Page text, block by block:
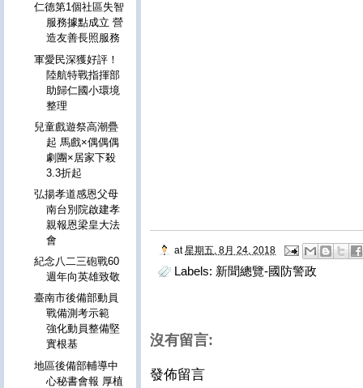
at 星期五, 8月 24, 2018
Labels: 新聞總覽-國防警政
沒有留言:
發佈留言
仁德第1個社區失智
服務據點成立 營
造友善長照服務
軍愛民深獲好評！
陸航特戰指揮部
助歸仁國小環境
整理
兒童戲遊祭高潮疊
起 馬戲×偶偶偶
劇團×居家下殺
3.3折起
弘揚孝道感恩父母
南台別院啟建孝
親報恩梁皇大法
會
紀念八二三砲戰60
週年向英雄致敬
臺南市後備部動員
戰備測考示範
強化動員整備堅
實根基
地區後備部輔導中
心秘書會報 厚植